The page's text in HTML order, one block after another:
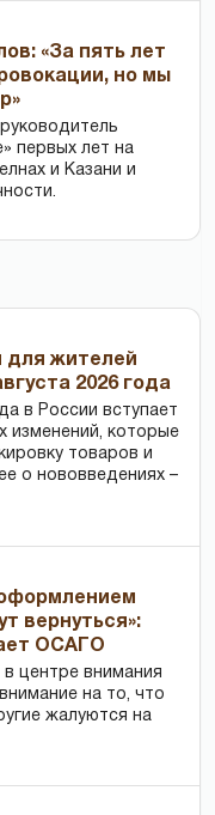
«За пять лет
но мы
первых лет на
и Казани и
для жителей
2026 года
в России вступает
изменений, которые
товаров и
о нововведениях –
вернуться»:
ОСАГО
центре внимания
на то, что
жалуются на